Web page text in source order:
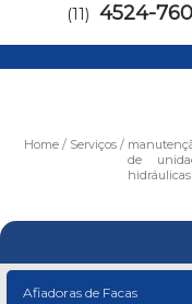
(11) 4524-
Home Serviços
de
hidráulicas
Afiadoras de Facas